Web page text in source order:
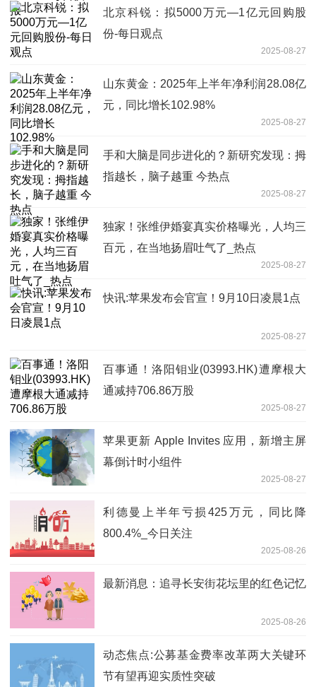
北京科锐：拟5000万元—1亿元回购股
份-每日观点
2025-08-27
山东黄金：2025年上半年净利润28.08亿
元，同比增长102.98%
2025-08-27
手和大脑是同步进化的？新研究发现：拇
指越长，脑子越重 今热点
2025-08-27
独家！张维伊婚宴真实价格曝光，人均三
百元，在当地扬眉吐气了_热点
2025-08-27
快讯:苹果发布会官宣！9月10日凌晨1点
2025-08-27
百事通！洛阳钼业(03993.HK)遭摩根大
通减持706.86万股
2025-08-27
苹果更新 Apple Invites 应用，新增主屏
幕倒计时小组件
2025-08-27
利德曼上半年亏损425万元，同比降
800.4%_今日关注
2025-08-26
最新消息：追寻长安街花坛里的红色记忆
2025-08-26
动态焦点:公募基金费率改革两大关键环
节有望再迎实质性突破